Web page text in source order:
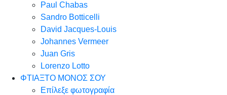
Paul Chabas
Sandro Botticelli
David Jacques-Louis
Johannes Vermeer
Juan Gris
Lorenzo Lotto
ΦΤΙΑΞΤΟ ΜΟΝΟΣ ΣΟΥ
Επίλεξε φωτογραφία